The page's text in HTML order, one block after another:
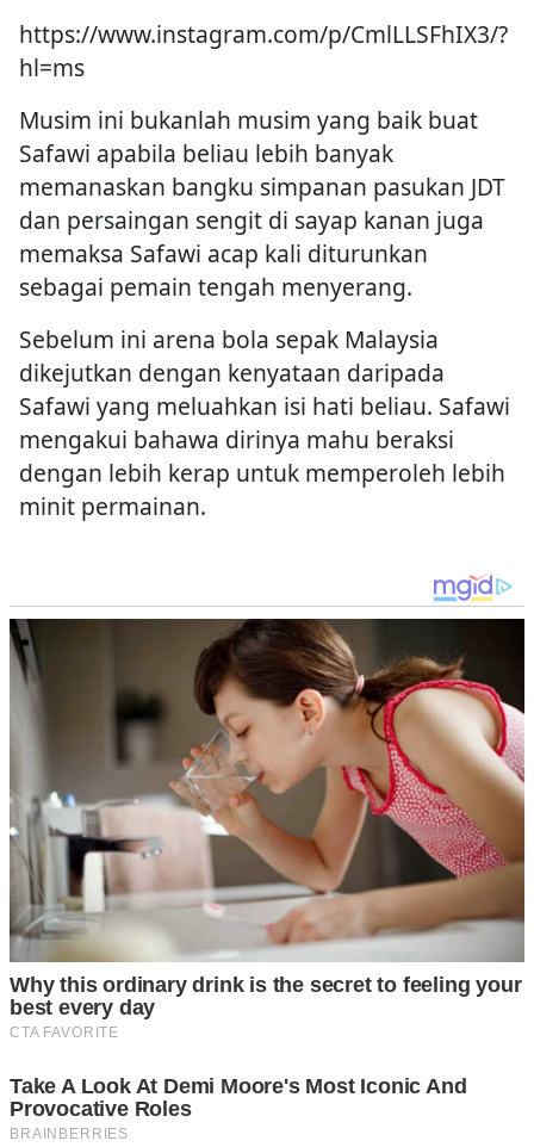
https://www.instagram.com/p/CmlLLSFhIX3/?
hl=ms
Musim ini bukanlah musim yang baik buat
Safawi apabila beliau lebih banyak
memanaskan bangku simpanan pasukan JDT
dan persaingan sengit di sayap kanan juga
memaksa Safawi acap kali diturunkan
sebagai pemain tengah menyerang.
Sebelum ini arena bola sepak Malaysia
dikejutkan dengan kenyataan daripada
Safawi yang meluahkan isi hati beliau. Safawi
mengakui bahawa dirinya mahu beraksi
dengan lebih kerap untuk memperoleh lebih
minit permainan.